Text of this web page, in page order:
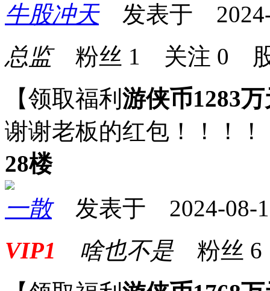
牛股冲天发表于 2024-
总监粉丝 1 关注 0
【领取福利 游侠币1283
谢谢老板的红包！！！！
28楼
一散发表于 2024-08-
VIP1
啥也不是粉丝 6